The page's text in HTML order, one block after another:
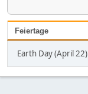
Feiertage
Earth Day (April 22)